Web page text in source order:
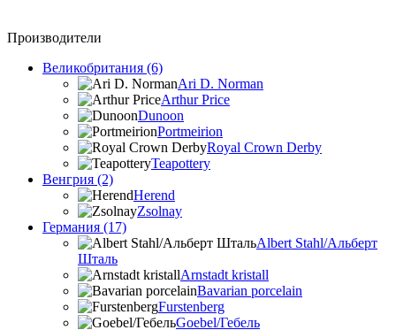
Производители
Великобритания (6)
Ari D. Norman
Arthur Price
Dunoon
Portmeirion
Royal Crown Derby
Teapottery
Венгрия (2)
Herend
Zsolnay
Германия (17)
Albert Stahl/Альбеpт
Шталь
Arnstadt kristall
Bavarian porcelain
Furstenberg
Goebel/Гебель